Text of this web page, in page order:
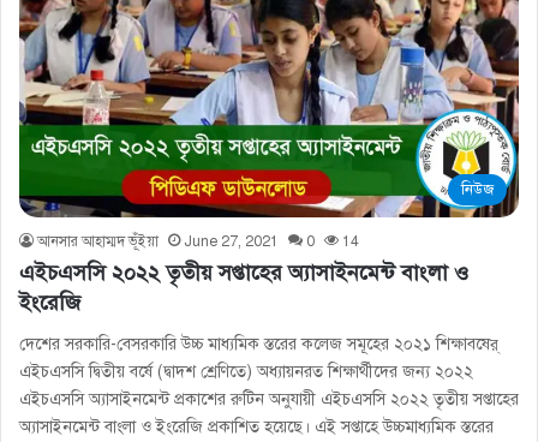
নিউজ
আনসার আহাম্মদ ভূঁইয়া June 27, 2021 0 14
এইচএসসি ২০২২ তৃতীয় সপ্তাহের অ্যাসাইনমেন্ট বাংলা ও
ইংরেজি
দেশের সরকারি-বেসরকারি উচ্চ মাধ্যমিক স্তরের কলেজ সমূহের ২০২১ শিক্ষাবষের্
এইচএসসি দ্বিতীয় বর্ষে (দ্বাদশ শ্রেণিতে) অধ্যায়নরত শিক্ষার্থীদের জন্য ২০২২
এইচএসসি অ্যাসাইনমেন্ট প্রকাশের রুটিন অনুযায়ী এইচএসসি ২০২২ তৃতীয় সপ্তাহের
অ্যাসাইনমেন্ট বাংলা ও ইংরেজি প্রকাশিত হয়েছে। এই সপ্তাহে উচ্চমাধ্যমিক স্তরের